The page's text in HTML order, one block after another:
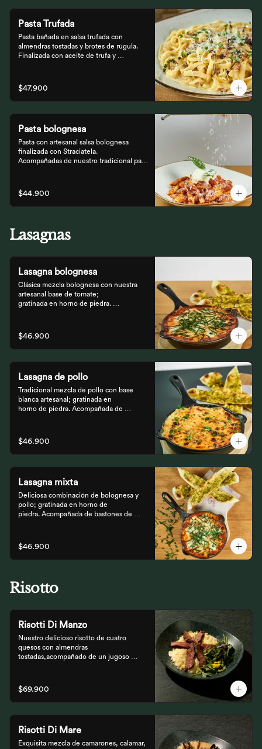
Pasta Trufada
Pasta bañada en salsa trufada con
almendras tostadas y brotes de rúgula.
Finalizada con aceite de trufa y
$47.900
Pasta bolognesa
Pasta con artesanal salsa bolognesa
finalizada con Straciatela.
Acompañadas de nuestro tradicional pan
$44.900
Lasagnas
Lasagna bolognesa
Clásica mezcla bolognesa con nuestra
artesanal base de tomate;
gratinada en horno de piedra.
$46.900
Lasagna de pollo
Tradicional mezcla de pollo con base
blanca artesanal; gratinada en
horno de piedra. Acompañada de
$46.900
Lasagna mixta
Deliciosa combinación de bolognesa y
pollo; gratinada en horno de
piedra. Acompañada de bastones de
$46.900
Risotto
Risotti Di Manzo
Nuestro delicioso risotto de cuatro
quesos con almendras
tostadas,acompañado de un jugoso
$69.900
Risotti Di Mare
Exquisita mezcla de camarones, calamar,